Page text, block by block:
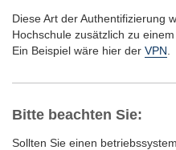
Diese Art der Authentifizierung
Hochschule zusätzlich zu
Ein Beispiel wäre hier der VPN
Bitte beachten Sie:
Sollten Sie einen